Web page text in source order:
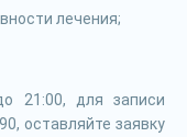
лечения;
21:00, для записи
оставляйте заявку